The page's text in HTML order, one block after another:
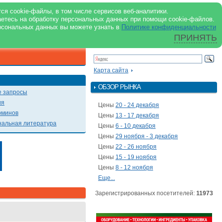
cookie-файлы, в том числе сервисов веб-аналитики.
на обработку персональных данных при помощи cookie-файлов.
данных вы можете узнать в Политике конфиденциальности
ПРИНЯТЬ
support@milkbranch.ru
О портале
Реклама в журнале
Реклама на портале
Архив номеров
запросы
литература
Карта сайта
ОБЗОР РЫНКА
Цены 20 - 24 декабря
Цены 13 - 17 декабря
Цены 6 - 10 декабря
Цены 29 ноября - 3 декабря
Цены 22 - 26 ноября
Цены 15 - 19 ноября
Цены 8 - 12 ноября
Еще...
Зарегистрированных посетителей: 11973